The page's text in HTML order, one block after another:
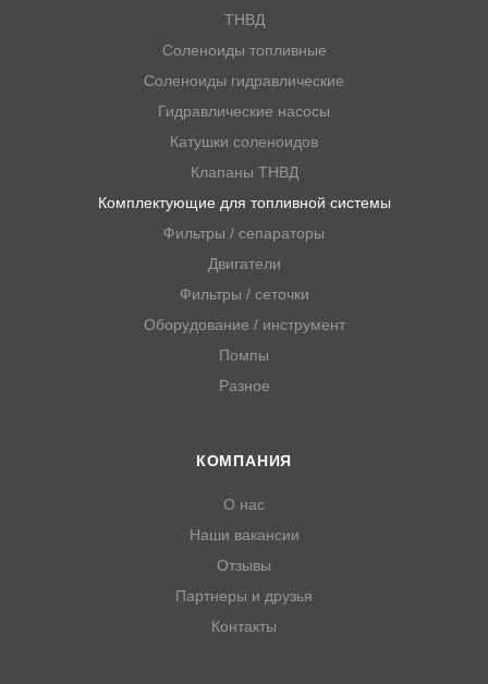
ТНВД
Соленоиды топливные
Соленоиды гидравлические
Гидравлические насосы
Катушки соленоидов
Клапаны ТНВД
Комплектующие для топливной системы
Фильтры / сепараторы
Двигатели
Фильтры / сеточки
Оборудование / инструмент
Помпы
Разное
КОМПАНИЯ
О нас
Наши вакансии
Отзывы
Партнеры и друзья
Контакты